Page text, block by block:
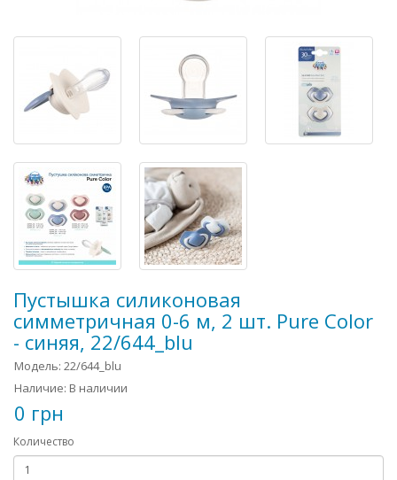
Пустышка силиконовая
симметричная 0-6 м, 2 шт. Pure Color
- синяя, 22/644_blu
Модель: 22/644_blu
Наличие: В наличии
0 грн
Количество